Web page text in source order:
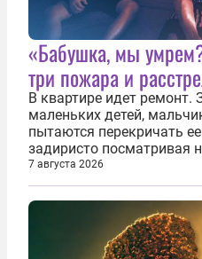
«Бабушка, мы
три пожара и
В квартире идет ремонт.
маленьких детей,
пытаются перекричать
задиристо посматривая
им замечание, но внуки
сердится невсерьез. И
сверлит противно, но
7 августа 2026